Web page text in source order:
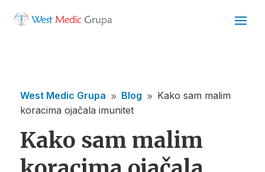
West Medic Grupa 9 Blog 9
Kako sam malim
koracima ojačala imunitet
Kako sam malim